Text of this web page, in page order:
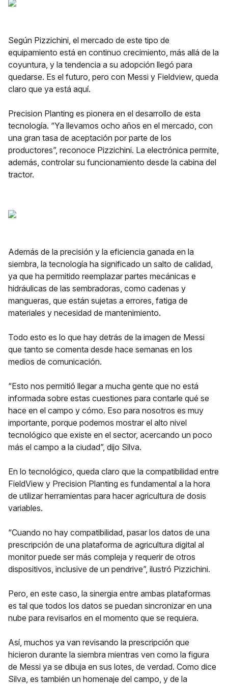
Según Pizzichini, el mercado de este tipo de
equipamiento está en continuo crecimiento, más allá de la
coyuntura, y la tendencia a su adopción llegó para
quedarse. Es el futuro, pero con Messi y Fieldview, queda
claro que ya está aquí.
Precision Planting es pionera en el desarrollo de esta
tecnología. “Ya llevamos ocho años en el mercado, con
una gran tasa de aceptación por parte de los
productores”, reconoce Pizzichini. La electrónica permite,
además, controlar su funcionamiento desde la cabina del
tractor.
Además de la precisión y la eficiencia ganada en la
siembra, la tecnología ha significado un salto de calidad,
ya que ha permitido reemplazar partes mecánicas e
hidráulicas de las sembradoras, como cadenas y
mangueras, que están sujetas a errores, fatiga de
materiales y necesidad de mantenimiento.
Todo esto es lo que hay detrás de la imagen de Messi
que tanto se comenta desde hace semanas en los
medios de comunicación.
“Esto nos permitió llegar a mucha gente que no está
informada sobre estas cuestiones para contarle qué se
hace en el campo y cómo. Eso para nosotros es muy
importante, porque podemos mostrar el alto nivel
tecnológico que existe en el sector, acercando un poco
más el campo a la ciudad”, dijo Silva.
En lo tecnológico, queda claro que la compatibilidad entre
FieldView y Precision Planting es fundamental a la hora
de utilizar herramientas para hacer agricultura de dosis
variables.
“Cuando no hay compatibilidad, pasar los datos de una
prescripción de una plataforma de agricultura digital al
monitor puede ser más compleja y requerir de otros
dispositivos, inclusive de un pendrive”, ilustró Pizzichini.
Pero, en este caso, la sinergia entre ambas plataformas
es tal que todos los datos se puedan sincronizar en una
nube para revisarlos en el momento que se requiera.
Así, muchos ya van revisando la prescripción que
hicieron durante la siembra mientras ven como la figura
de Messi ya se dibuja en sus lotes, de verdad. Como dice
Silva, es también un homenaje del campo, y de la